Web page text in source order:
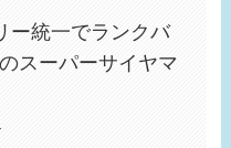
ー統一でランクバ
スーパーサイヤマ